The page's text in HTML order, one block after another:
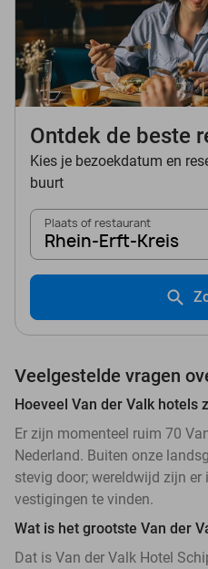
Ontdek de beste
Kies je bezoekdatum en
buurt
Plaats of restaurant
Rhein-Erft-Kreis
Veelgestelde vragen
Hoeveel Van der Valk hotels
Er zijn momenteel ruim 70
Nederland. Buiten onze
stevig door; wereldwijd zijn
vestigingen te vinden.
Wat is het grootste Van der
Dat is Van der Valk Hotel